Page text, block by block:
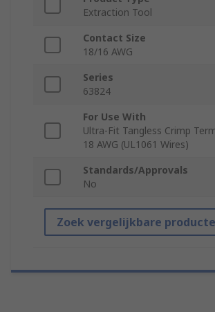
Extraction Tool
Contact Size
18/16 AWG
Series
63824
For Use With
Ultra-Fit Tangless Crimp
18 AWG (UL1061 Wires)
Standards/Approvals
No
Zoek vergelijkbare